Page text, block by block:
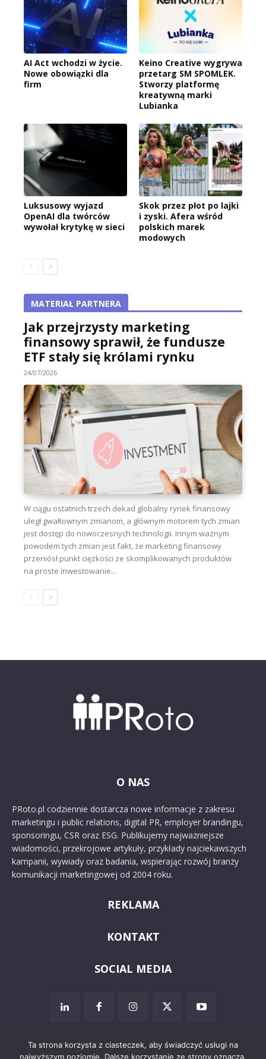
AI Act wchodzi w życie.
Nowe obowiązki dla
firm
Keino Creative wygrywa
przetarg SM SPOMLEK.
Stworzy platformę
kreatywną marki
Lubianka
Luksusowy wyjazd
OpenAI dla twórców
wywołał krytykę w sieci
Skok przez płot po lajki
i zyski. Afera wśród
polskich marek
modowych
MATERIAŁ PARTNERA
Jak przejrzysty marketing
finansowy sprawił, że fundusze
ETF stały się królami rynku
24/07/2026
W ciągu ostatnich trzech dekad globalny rynek finansowy
uległ gwałtownym zmianom, a głównym motorem tych zmian
jest dostęp do nowoczesnych technologii. Innym ważnym
powodem tych zmian jest fakt, że marketing finansowy
przeniósł punkt ciężkości ze skomplikowanych produktów
na proste inwestowanie...
O NAS
PRoto.pl codziennie dostarcza nowe informacje z zakresu
marketingu i public relations, digital PR, employer brandingu,
sponsoringu, CSR oraz ESG. Publikujemy najważniejsze
wiadomości, przekrojowe artykuły, przykłady najciekawszych
kampanii, wywiady oraz badania, wspierając rozwój branży
komunikacji marketingowej od 2004 roku.
REKLAMA
KONTAKT
SOCIAL MEDIA
Ta strona korzysta z ciasteczek, aby świadczyć usługi na
najwyższym poziomie. Dalsze korzystanie ze strony oznacza,